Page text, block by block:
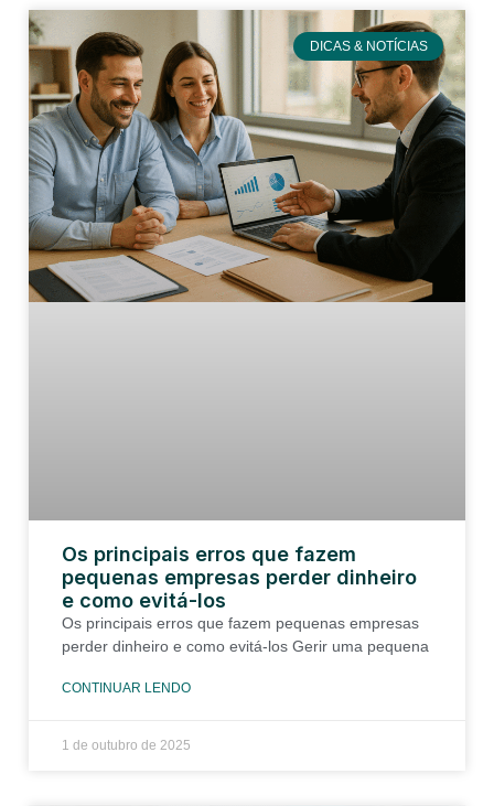
DICAS & NOTÍCIAS
Os principais erros que fazem
pequenas empresas perder dinheiro
e como evitá-los
Os principais erros que fazem pequenas empresas
perder dinheiro e como evitá-los Gerir uma pequena
CONTINUAR LENDO
1 de outubro de 2025